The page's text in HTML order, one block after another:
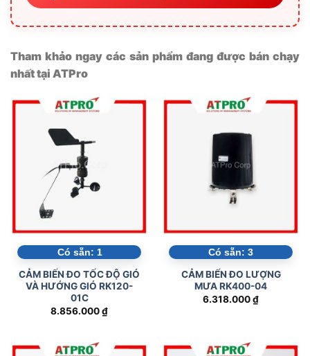
Tham khảo ngay các sản phẩm đang được bán chạy
nhất tại ATPro
Có sẵn: 1
CẢM BIẾN ĐO TỐC ĐỘ GIÓ
VÀ HƯỚNG GIÓ RK120-
01C
8.856.000₫
Có sẵn: 3
CẢM BIẾN ĐO LƯỢNG
MƯA RK400-04
6.318.000₫